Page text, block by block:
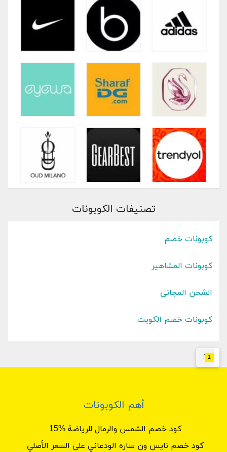
1
تصنيفات الكوبونات
كوبونات خصم
كوبونات المشاهير
الشحن المجاني
كوبونات خصم الكويت
أهم الكوبونات
كود خصم الشمس والرمال للرياضة %15
كود خصم نايس ون ساره الودعاني على السعر الأصلي